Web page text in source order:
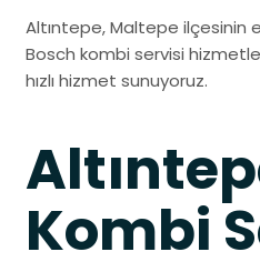
Altıntepe, Maltepe ilçesinin
Bosch kombi servisi
hızlı hizmet sunuyoruz.
Kombi